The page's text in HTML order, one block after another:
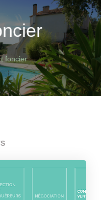
foncier